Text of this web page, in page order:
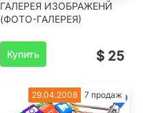
ГАЛЕРЕЯ ИЗОБРАЖЕНЙ
(ФОТО-ГАЛЕРЕЯ)
Купить $ 25
29.04.2008 7 продаж